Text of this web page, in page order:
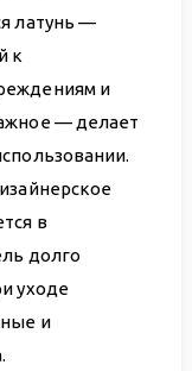
латунь —
к
и
— делает
в
долго
уходе
и